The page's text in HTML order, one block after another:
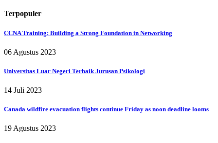
Terpopuler
CCNA Training: Building a Strong Foundation in Networking
06 Agustus 2023
Universitas Luar Negeri Terbaik Jurusan Psikologi
14 Juli 2023
Canada wildfire evacuation flights continue Friday as noon deadline looms
19 Agustus 2023